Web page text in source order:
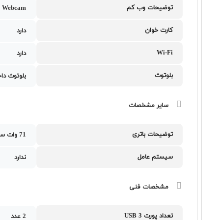
توضیحات وب کم
کارت خوان دارد
Wi-Fi دارد
بلوتوث بلوتوث
سایر مشخصات
توضیحات باتری 71 وات ساعت
سیستم عامل ندارد
مشخصات فنی
تعداد پورت USB 3 2 عدد